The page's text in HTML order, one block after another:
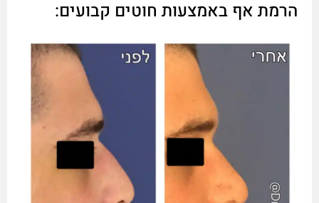
הרמת אף באמצעות חוטים קבועים: